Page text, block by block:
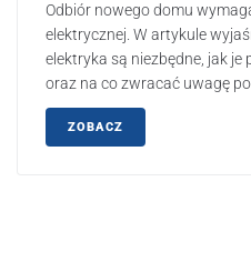
Odbiór nowego domu
elektrycznej. W artykule
elektryka są niezbędne, jak
oraz na co zwracać uwagę
ZOBACZ